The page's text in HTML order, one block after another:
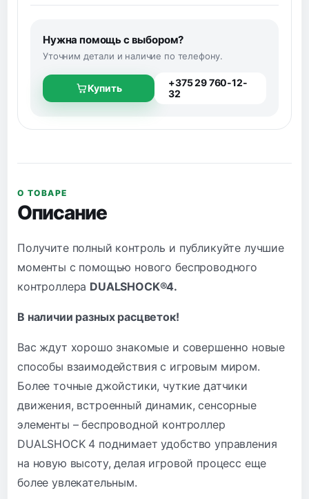
Нужна помощь с выбором?
Уточним детали и наличие по телефону.
Купить
+375 29 760-12-
32
О ТОВАРЕ
Описание
Получите полный контроль и публикуйте лучшие
моменты с помощью нового беспроводного
контроллера DUALSHOCK®4.
В наличии разных расцветок!
Вас ждут хорошо знакомые и совершенно новые
способы взаимодействия с игровым миром.
Более точные джойстики, чуткие датчики
движения, встроенный динамик, сенсорные
элементы – беспроводной контроллер
DUALSHOCK 4 поднимает удобство управления
на новую высоту, делая игровой процесс еще
более увлекательным.